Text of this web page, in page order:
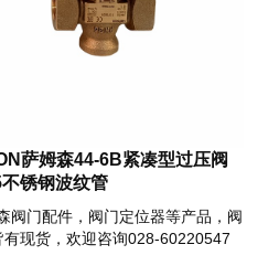
萨姆森44-6B紧凑型过压阀
锈钢波纹管
阀门配件，阀门定位器等产品，阀
现货，欢迎咨询028-60220547